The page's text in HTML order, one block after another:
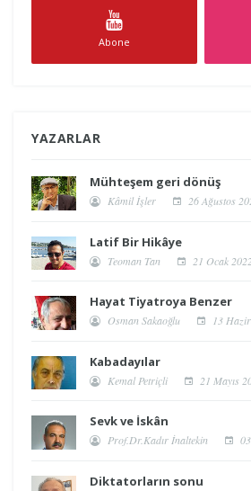
Abone
YAZARLAR
Mühteşem geri dönüş
Kâmil İşler 26 Ağustos
Latif Bir Hikâye
Teoman Tan 21 Ocak
Hayat Tiyatroya Benzer
Osman Sakaoğlu 13
Kabadayılar
Kemal Petriçli 21 Mayıs
Sevk ve İskân
Prof.Dr.Kadır İnaltekin
Diktatorların sonu